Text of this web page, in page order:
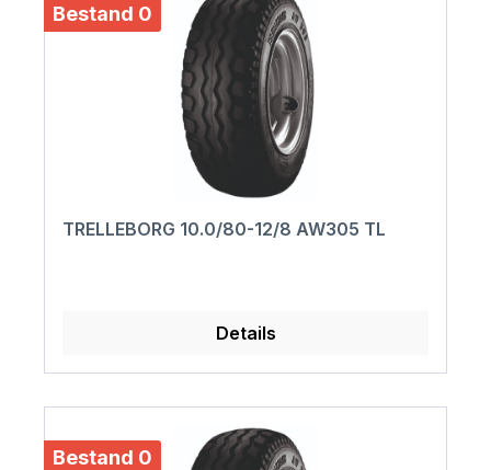
Bestand 0
TRELLEBORG 10.0/80-12/8 AW305 TL
Details
Bestand 0